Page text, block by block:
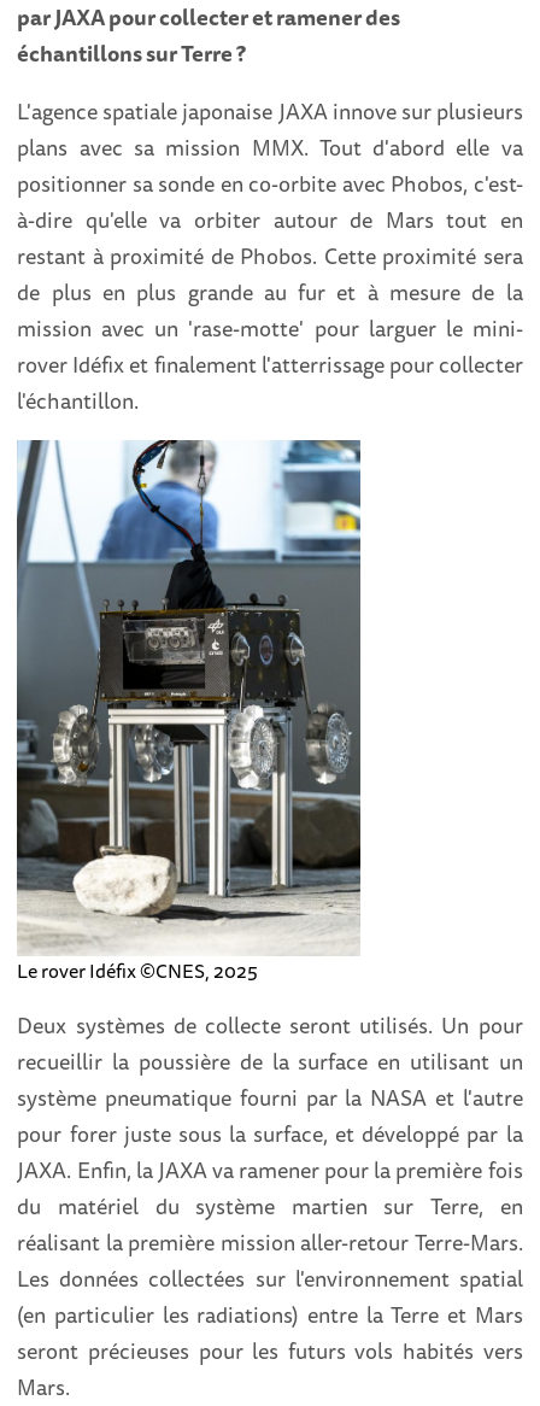
par JAXA pour collecter et ramener des
échantillons sur Terre ?
L'agence spatiale japonaise JAXA innove sur plusieurs
plans avec sa mission MMX. Tout d'abord elle va
positionner sa sonde en co-orbite avec Phobos, c'est-
à-dire qu'elle va orbiter autour de Mars tout en
restant à proximité de Phobos. Cette proximité sera
de plus en plus grande au fur et à mesure de la
mission avec un 'rase-motte' pour larguer le mini-
rover Idéfix et finalement l'atterrissage pour collecter
l'échantillon.
Le rover Idéfix ©CNES, 2025
Deux systèmes de collecte seront utilisés. Un pour
recueillir la poussière de la surface en utilisant un
système pneumatique fourni par la NASA et l'autre
pour forer juste sous la surface, et développé par la
JAXA. Enfin, la JAXA va ramener pour la première fois
du matériel du système martien sur Terre, en
réalisant la première mission aller-retour Terre-Mars.
Les données collectées sur l'environnement spatial
(en particulier les radiations) entre la Terre et Mars
seront précieuses pour les futurs vols habités vers
Mars.